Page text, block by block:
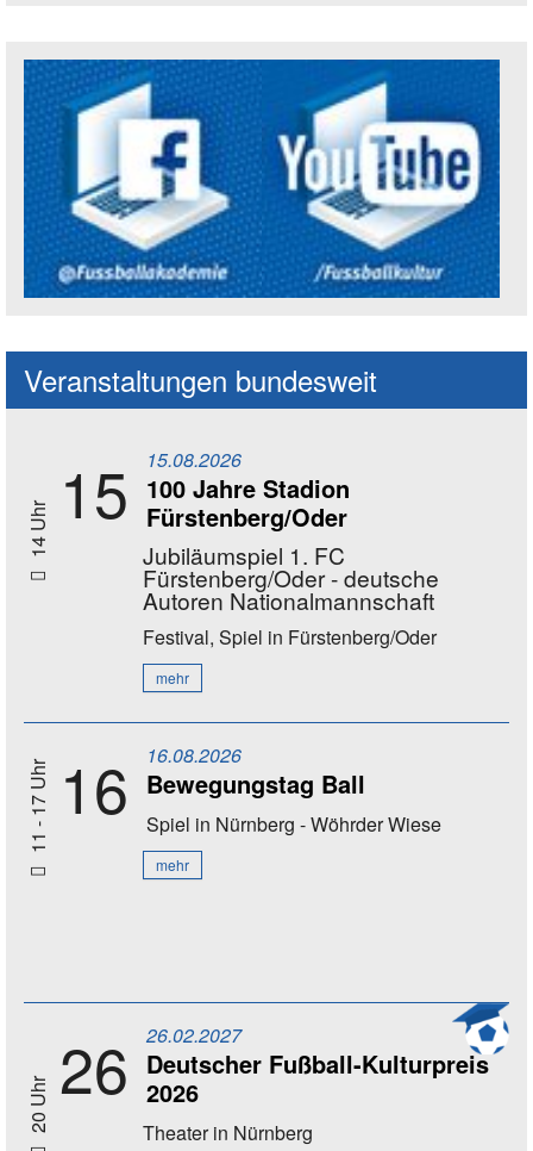
Veranstaltungen bundesweit
14 Uhr 15 15.08.2026
100 Jahre Stadion
Fürstenberg/Oder
Jubiläumspiel 1. FC
Fürstenberg/Oder - deutsche
Autoren Nationalmannschaft
Festival, Spiel in Fürstenberg/Oder
mehr
11 - 17 Uhr 16 16.08.2026
Bewegungstag Ball
Spiel in Nürnberg - Wöhrder Wiese
mehr
20 Uhr 26 26.02.2027
Deutscher Fußball-Kulturpreis
2026
Theaterin Nürnberg